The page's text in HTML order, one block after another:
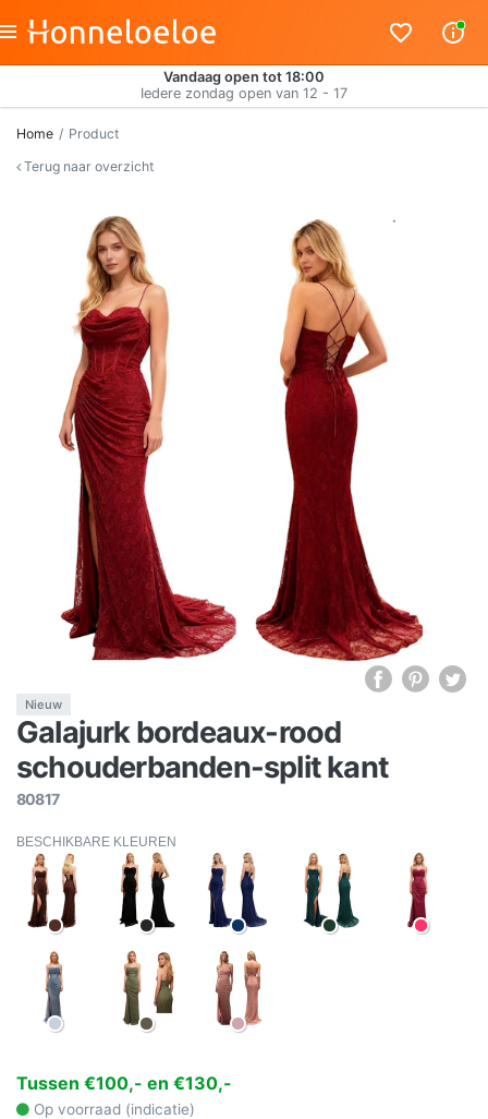
Vandaag open tot 18:00
Iedere zondag open van 12 - 17
Home
Product
Terug naar overzicht
Nieuw
Galajurk bordeaux-rood
schouderbanden-split kant
80817
BESCHIKBARE KLEUREN
Tussen €100,- en €130,-
Op voorraad (indicatie)